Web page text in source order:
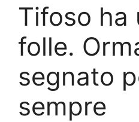
Tifoso ha
folle.
segnato
sempre